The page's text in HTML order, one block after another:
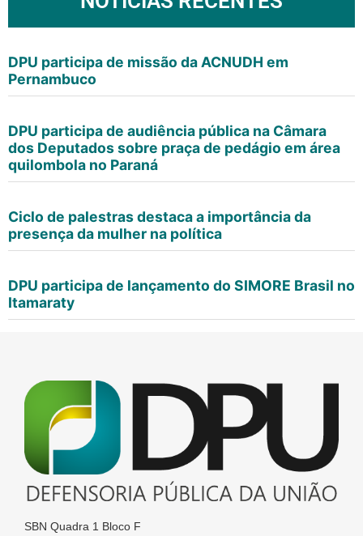
DPU participa de missão da ACNUDH em
Pernambuco
DPU participa de audiência pública na Câmara
dos Deputados sobre praça de pedágio em área
quilombola no Paraná
Ciclo de palestras destaca a importância da
presença da mulher na política
DPU participa de lançamento do SIMORE Brasil no
Itamaraty
SBN Quadra 1 Bloco F